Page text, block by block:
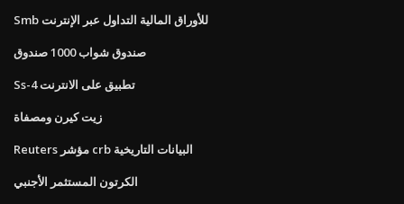
Smb للأوراق المالية التداول عبر الإنترنت
صندوق شواب 1000 صندوق
Ss-4 تطبيق على الانترنت
زيت كيرن ومصفاة
Reuters مؤشر crb البيانات التاريخية
الكرتون المستثمر الأجنبي